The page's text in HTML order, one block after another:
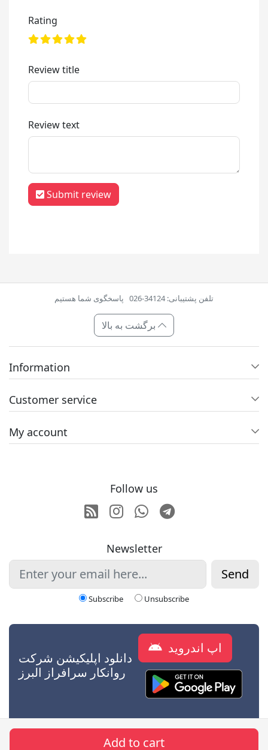
Add to cart
Rating
Review title
Review text
Submit review
تلفن پشتیبانی: 34124-026 پاسخگوی شما هستیم
Information
Customer service
My account
Follow us
RSSInstagram
Whatsapp
Telegram
Newsletter
Send
Subscribe Unsubscribe
دانلود اپلیکیشن شرکت
روانکار سرافراز البرز
اپ اندروید